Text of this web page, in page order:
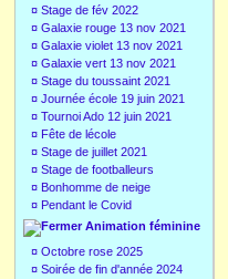
¤ Stage de fév 2022
¤ Galaxie rouge 13 nov 2021
¤ Galaxie violet 13 nov 2021
¤ Galaxie vert 13 nov 2021
¤ Stage du toussaint 2021
¤ Journée école 19 juin 2021
¤ Tournoi Ado 12 juin 2021
¤ Fête de lécole
¤ Stage de juillet 2021
¤ Stage de footballeurs
¤ Bonhomme de neige
¤ Pendant le Covid
Animation féminine
¤ Octobre rose 2025
¤ Soirée de fin d'année 2024